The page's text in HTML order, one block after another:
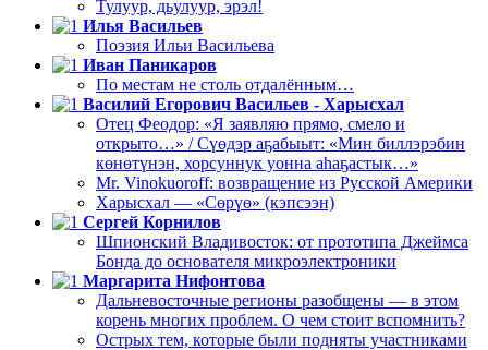
Тулуур, дьулуур, эрэл!
Илья Васильев
Поэзия Ильи Васильева
Иван Паникаров
По местам не столь отдалённым…
Василий Егорович Васильев - Харысхал
Отец Феодор: «Я заявляю прямо, смело и
открыто…» / Сүөдэр аҕабыыт: «Мин биллэрэбин
көнөтүнэн, хорсуннук уонна аһаҕастык…»
Mr. Vinokuoroff: возвращение из Русской Америки
Харысхал — «Сөрүө» (кэпсээн)
Сергей Корнилов
Шпионский Владивосток: от прототипа Джеймса
Бонда до основателя микроэлектроники
Маргарита Нифонтова
Дальневосточные регионы разобщены — в этом
корень многих проблем. О чем стоит вспомнить?
Острых тем, которые были подняты участниками